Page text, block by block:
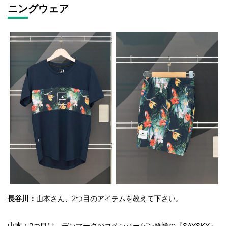
ニングウェア
長谷川： 山本さん、2つ目のアイテムを教えて下さい。